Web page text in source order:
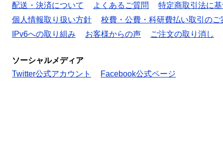
配送・決済について
よくあるご質問
特定商取引法に
個人情報取り扱い方針
校費・公費・科研費払い取引のご
IPv6への取り組み
お客様からの声 ご注文の取り消し
ソーシャルメディア
Twitter公式アカウント
Facebook公式ページ